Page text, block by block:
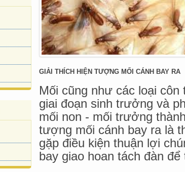
GIẢI THÍCH HIỆN TƯỢNG MỐI CÁNH BAY RA
Mối cũng như các loại
giai đoạn sinh trưởng và
mối non - mối trưởng
tượng mối cánh bay ra là
gặp điều kiện thuận lợi
bay giao hoan tách đàn